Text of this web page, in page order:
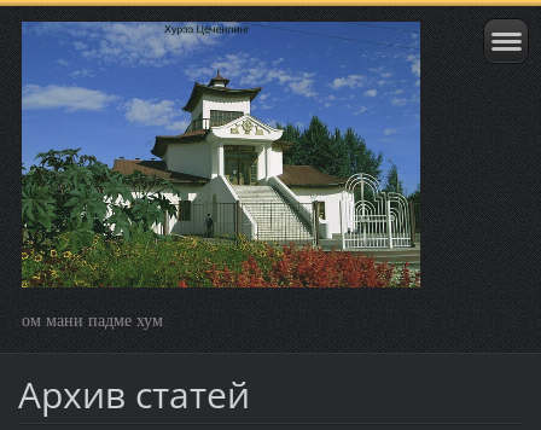
ом мани падме хум
Архив статей